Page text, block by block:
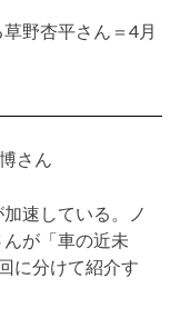
野杏平さん＝4月
さん
速している。ノ
が「車の近未
に分けて紹介す